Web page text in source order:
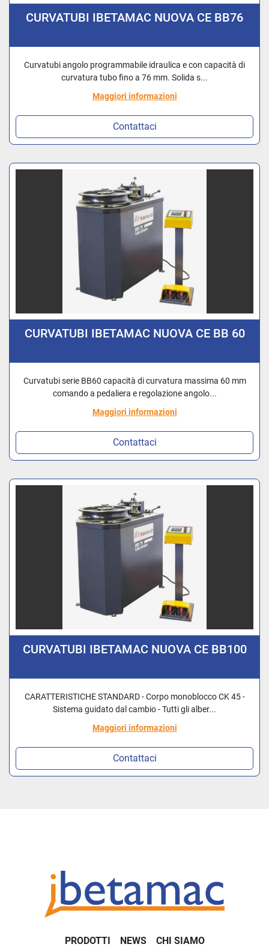
CURVATUBI IBETAMAC NUOVA CE BB76
Curvatubi angolo programmabile idraulica e con capacità di
curvatura tubo fino a 76 mm. Solida s...
Maggiori informazioni
Contattaci
CURVATUBI IBETAMAC NUOVA CE BB 60
Curvatubi serie BB60 capacità di curvatura massima 60 mm
comando a pedaliera e regolazione angolo...
Maggiori informazioni
Contattaci
CURVATUBI IBETAMAC NUOVA CE BB100
CARATTERISTICHE STANDARD - Corpo monoblocco CK 45 -
Sistema guidato dal cambio - Tutti gli alber...
Maggiori informazioni
Contattaci
PRODOTTI NEWS CHI SIAMO